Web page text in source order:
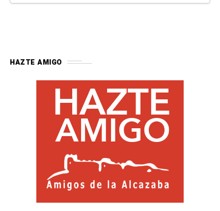
HAZTE AMIGO